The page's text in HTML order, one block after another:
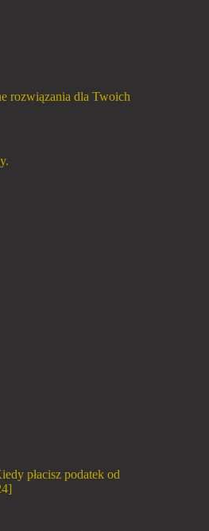
rozwiązania dla Twoich
płacisz podatek od